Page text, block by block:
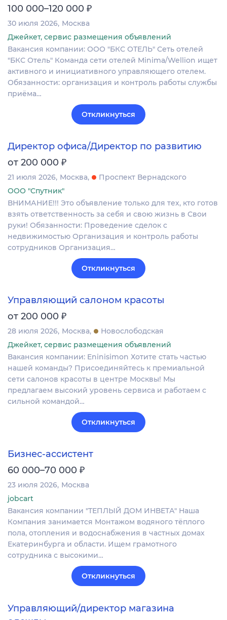
100 000–120 000 ₽
30 июля 2026 Москва
Джейкет, сервис размещения объявлений
Вакансия компании: ООО "БКС ОТЕЛЬ" Сеть отелей
"БКС Отель" Команда сети отелей Minima/Wellion ищет
активного и инициативного управляющего отелем.
Обязанности: организация и контроль работы службы
приёма…
Откликнуться
Директор офиса/Директор по развитию
от 200 000 ₽
21 июля 2026 Москва
Проспект Вернадского
ООО "Спутник"
ВНИМАНИЕ!!! Это объявление только для тех, кто готов
взять ответственность за себя и свою жизнь в Свои
руки! Обязанности: Проведение сделок с
недвижимостью Организация и контроль работы
сотрудников Организация…
Откликнуться
Управляющий салоном красоты
от 200 000 ₽
28 июля 2026 Москва
Новослободская
Джейкет, сервис размещения объявлений
Вакансия компании: Eninisimon Хотите стать частью
нашей команды? Присоединяйтесь к премиальной
сети салонов красоты в центре Москвы! Мы
предлагаем высокий уровень сервиса и работаем с
сильной командой…
Откликнуться
Бизнес-ассистент
60 000–70 000 ₽
23 июля 2026 Москва
jobcart
Вакансия компании "ТЕПЛЫЙ ДОМ ИНВЕТА" Наша
Компания занимается Монтажом водяного тёплого
пола, отопления и водоснабжения в частных домах
Екатеринбурга и области. Ищем грамотного
сотрудника с высокими…
Откликнуться
Управляющий/директор магазина